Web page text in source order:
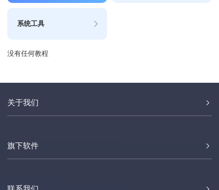
系统工具
没有任何教程
关于我们
旗下软件